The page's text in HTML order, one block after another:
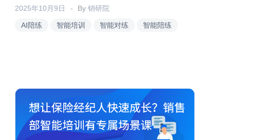
AI陪练 智能培训 智能对练 智能陪练
2025年10月9日 By 销研院